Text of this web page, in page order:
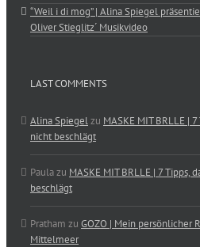
“Weil i di mog” | Alina Spiegel
Oliver Stieglitz´ Musikvideo
LAST COMMENTS
Alina Spiegelzu MASKE MIT BRLLE |
nicht beschlägt
Paulazu MASKE MIT BRLLE | 7
beschlägt
Pratham zu GOZO | Mein persönlicher
Mittelmeer